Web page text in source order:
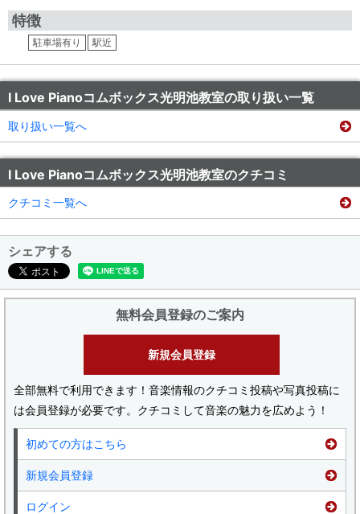
特徴
駐車場有り 駅近
I Love Pianoコムボックス光明池教室の取り扱い一覧
取り扱い一覧へ
I Love Pianoコムボックス光明池教室のクチコミ
クチコミ一覧へ
シェアする
無料会員登録のご案内
新規会員登録
全部無料で利用できます！音楽情報のクチコミ投稿や写真投稿に
は会員登録が必要です。クチコミして音楽の魅力を広めよう！
初めての方はこちら
新規会員登録
ログイン